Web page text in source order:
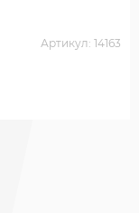
Артикул: 14163